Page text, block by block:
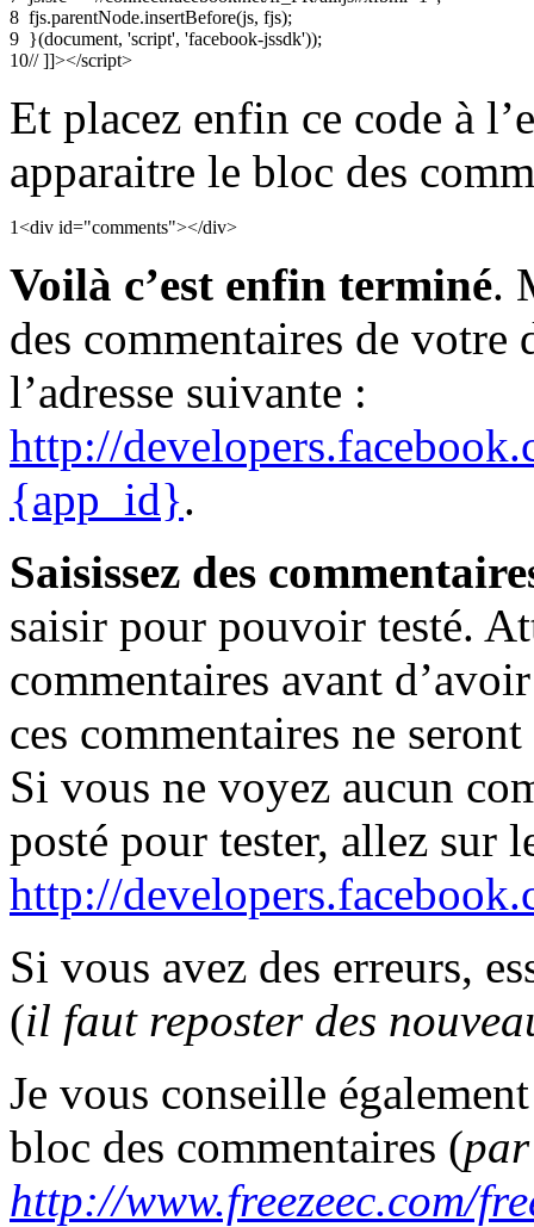
8
9
10
fjs.parentNode.insertBefore(js, fjs);
}(document, 'script', 'facebook-jssdk'));
// ]]></script>
Et placez enfin ce code à
apparaitre le bloc des
1<div id="comments"></div>
Voilà c’est enfin terminé.
des commentaires de
l’adresse suivante :
http://
{app_id}.
Saisissez des
saisir pour pouvoir testé.
commentaires avant
ces commentaires ne
Si vous ne voyez aucun
posté pour tester, allez sur
http://
Si vous avez des erreurs,
(il faut reposter des
Je vous conseille
bloc des commentaires (
http://www.freezeec.com/